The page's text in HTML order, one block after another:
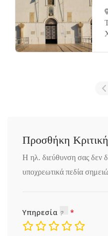
Προσθήκη
Η ηλ. διεύθυνση σας δεν
υποχρεωτικά πεδία
Υπηρεσία